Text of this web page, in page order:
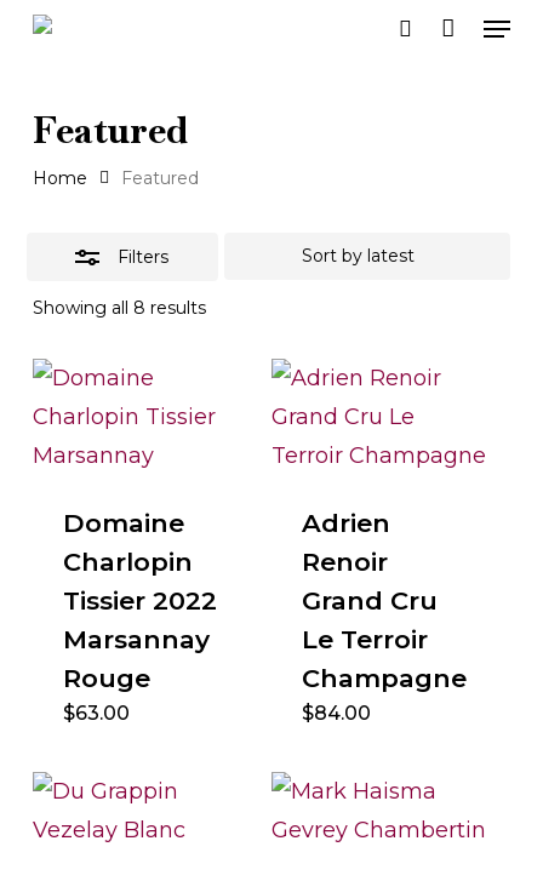
Skip
content
Featured
Home Featured
Filters
Showing all 8 resultsSorted
Domaine
Charlopin
Tissier 2022
Marsannay
Rouge
$63.00
Adrien
Renoir
Grand Cru
Le Terroir
Champagne
$84.00